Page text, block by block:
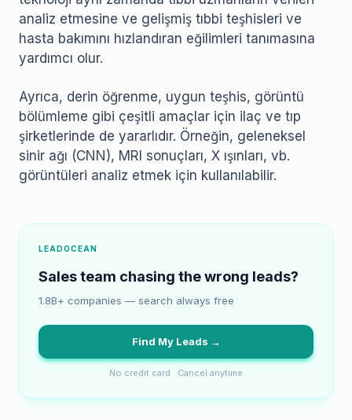
analiz etmesine ve gelişmiş tıbbi teşhisleri ve
hasta bakımını hızlandıran eğilimleri tanımasına
yardımcı olur.
Ayrıca, derin öğrenme, uygun teşhis, görüntü
bölümleme gibi çeşitli amaçlar için ilaç ve tıp
şirketlerinde de yararlıdır. Örneğin, geleneksel
sinir ağı (CNN), MRI sonuçları, X ışınları, vb.
görüntüleri analiz etmek için kullanılabilir.
LEADOCEAN
Sales team chasing the wrong leads?
1.8B+ companies — search always free
Find My Leads →
No credit card · Cancel anytime